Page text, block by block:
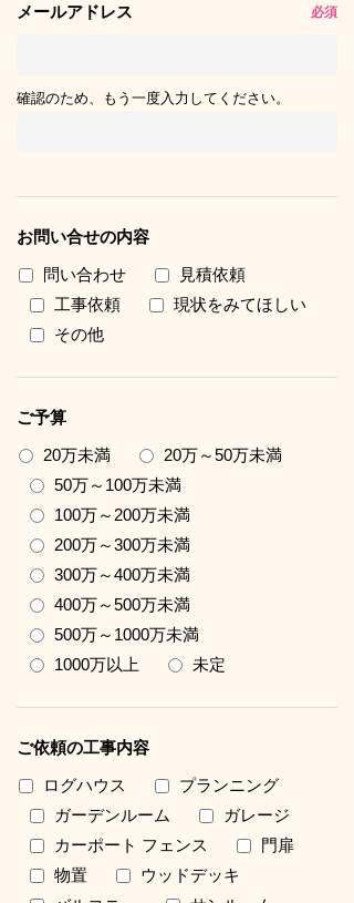
メールアドレス 必須
確認のため、もう一度入力してください。
お問い合せの内容
問い合わせ
見積依頼
工事依頼
現状をみてほしい
その他
ご予算
20万未満
20万～50万未満
50万～100万未満
100万～200万未満
200万～300万未満
300万～400万未満
400万～500万未満
500万～1000万未満
1000万以上
未定
ご依頼の工事内容
ログハウス
プランニング
ガーデンルーム
ガレージ
カーポート フェンス
門扉
物置
ウッドデッキ